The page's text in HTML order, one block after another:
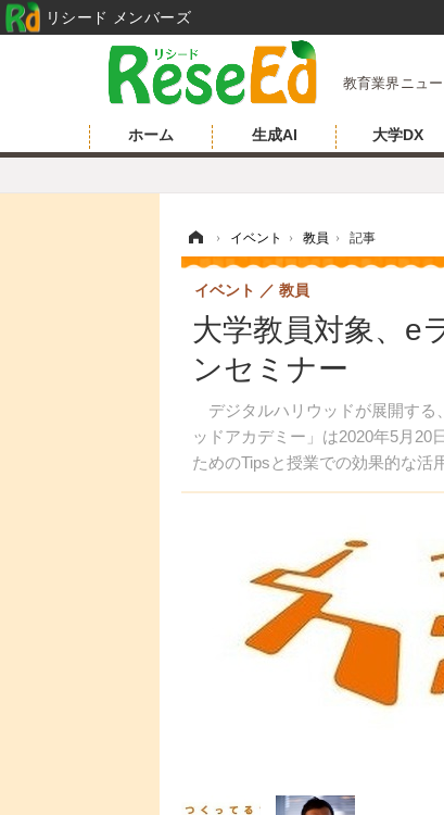
教育業界ニュ
ホーム 生成AI 大学DX
› イベント › 教員 › 記事
大学教員対象、e
ンセミナー
デジタルハリウッドが展開する
ッドアカデミー」は2020年5月20
ためのTipsと授業での効果的な活
イベント 教員
リシード メンバーズ